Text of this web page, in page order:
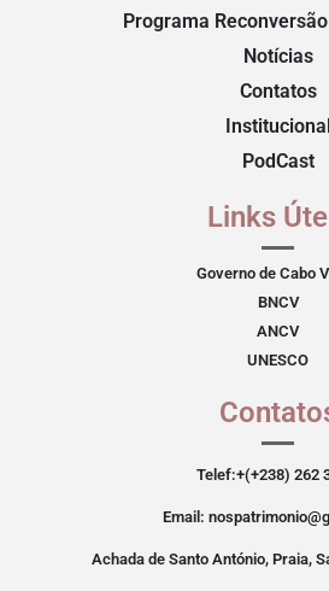
Programa
Notícias
Contatos
Institucional
PodCast
Links
Governo de Cabo
BNCV
ANCV
UNESCO
Telef:+(+238) 262
Email:
Achada de Santo António, Praia,